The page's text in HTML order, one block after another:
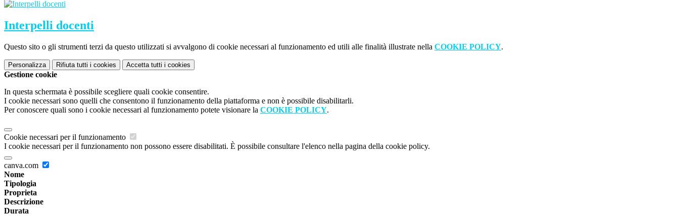
Interpelli docenti
Questo sito o gli strumenti terzi da questo utilizzati si avvalgono di cookie necessari al funzionamento ed utili alle finalità illustrate nella COOKIE POLICY.
Personalizza Rifiuta tutti i cookies Accetta tutti i cookies
Gestione cookie
In questa schermata è possibile scegliere quali cookie consentire.
I cookie necessari sono quelli che consentono il funzionamento della piattaforma e non è possibile disabilitarli.
Per conoscere quali sono i cookie necessari al funzionamento potete visionare la COOKIE POLICY.
Cookie necessari per il funzionamento
I cookie necessari per il funzionamento non possono essere disabilitati. È possibile consultare l'elenco nella pagina della cookie policy.
canva.com
Nome
Tipologia
Proprieta
Descrizione
Durata